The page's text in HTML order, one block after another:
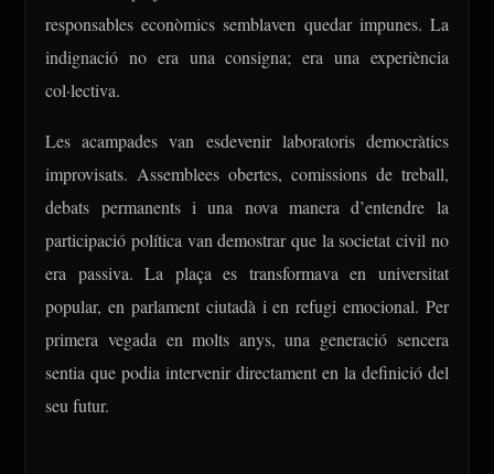
responsables econòmics semblaven quedar impunes. La
indignació no era una consigna; era una experiència
col·lectiva.
Les acampades van esdevenir laboratoris democràtics
improvisats. Assemblees obertes, comissions de treball,
debats permanents i una nova manera d’entendre la
participació política van demostrar que la societat civil no
era passiva. La plaça es transformava en universitat
popular, en parlament ciutadà i en refugi emocional. Per
primera vegada en molts anys, una generació sencera
sentia que podia intervenir directament en la definició del
seu futur.